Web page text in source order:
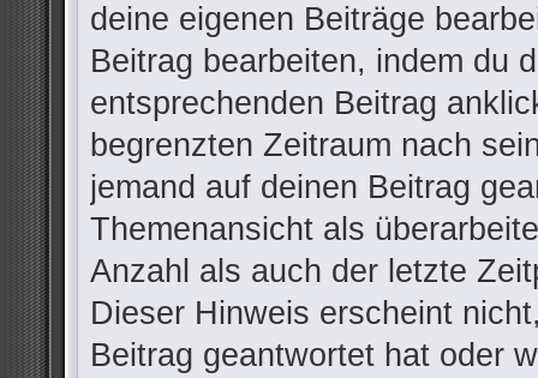
deine eigenen Beiträge
Beitrag bearbeiten, indem du
entsprechenden Beitrag
begrenzten Zeitraum nach
jemand auf deinen Beitrag
Themenansicht als
Anzahl als auch der letzte
Dieser Hinweis erscheint
Beitrag geantwortet hat oder